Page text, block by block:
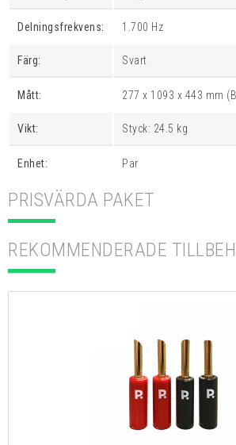
Delningsfrekvens: 1.700 Hz
Färg: Svart
Mått: 277 x 1093 x 443 mm
Vikt: Styck: 24.5 kg
Enhet: Par
PRISVÄRDA PAKET
REKOMMENDERADE